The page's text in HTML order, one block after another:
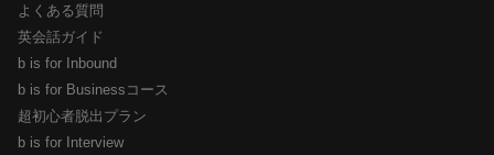
よくある質問
英会話ガイド
b is for Inbound
b is for Businessコース
超初心者脱出プラン
b is for Interview